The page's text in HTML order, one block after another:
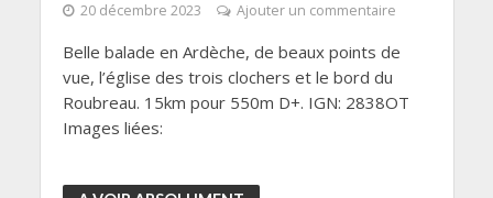
20 décembre 2023 Ajouter un commentaire
Belle balade en Ardèche, de beaux points de
vue, l’église des trois clochers et le bord du
Roubreau. 15km pour 550m D+. IGN: 2838OT
Images liées: